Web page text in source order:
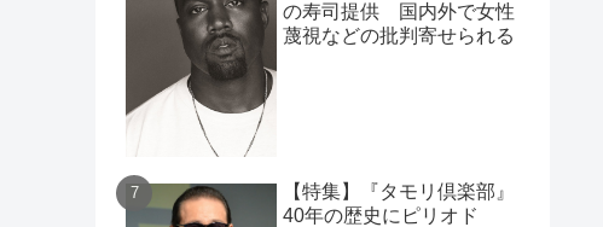
の寿司提供 国内外で女性
蔑視などの批判寄せられる
【特集】『タモリ倶楽部』
40年の歴史にピリオド